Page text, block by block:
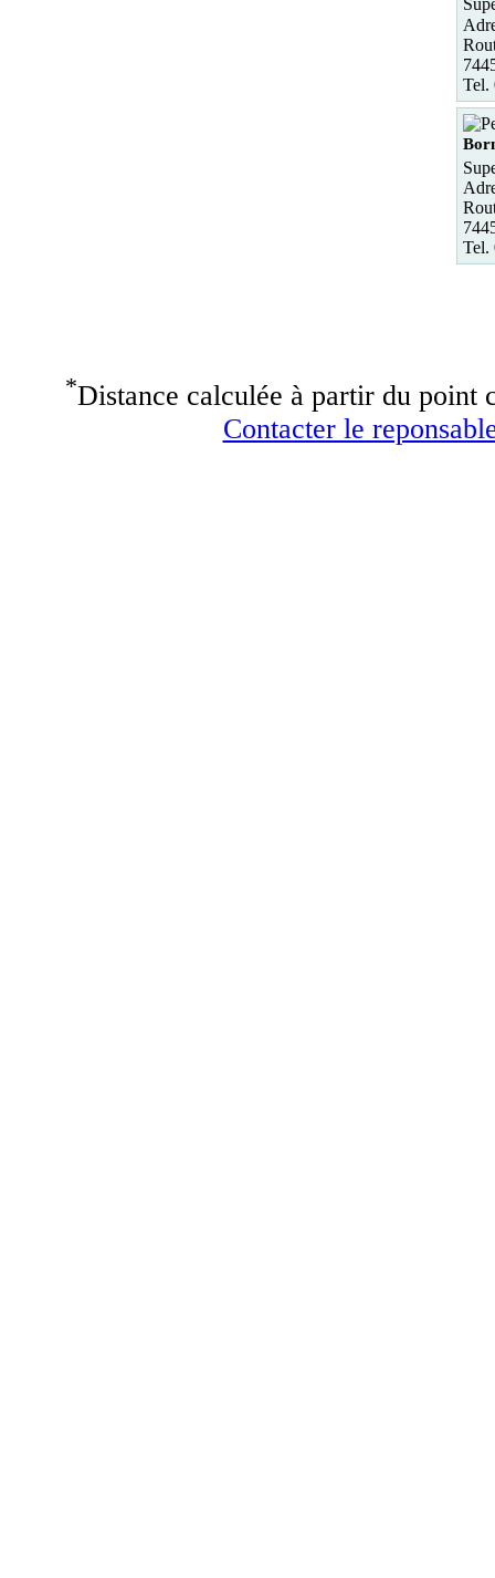
Tel.
Tel.
*Distance calculée à partir du point
Contacter le